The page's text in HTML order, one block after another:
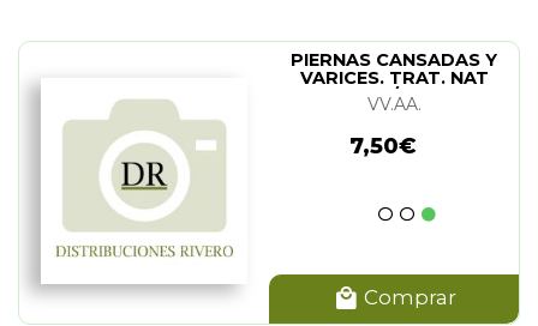
PIERNAS CANSADAS Y
VARICES. TRAT. NAT
(N/E)
VV.AA.
7,50€
Comprar